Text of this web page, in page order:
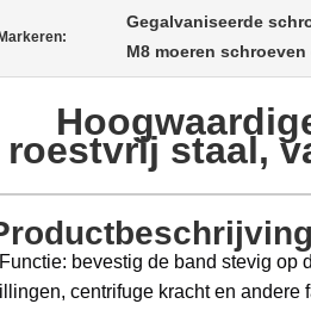
Gegalvaniseerde
M8 moeren
roestvrij staal,
bevestig de band stevig op
centrifuge kracht en andere